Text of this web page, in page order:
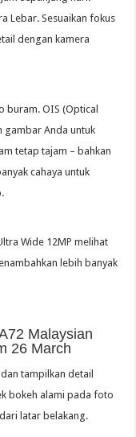
Lebar. Sesuaikan fokus
dengan kamera
buram. OIS (Optical
gambar Anda untuk
tetap tajam – bahkan
cahaya untuk
Wide 12MP melihat
lebih banyak
Malaysian
26 March
tampilkan detail
bokeh alami pada foto
latar belakang.